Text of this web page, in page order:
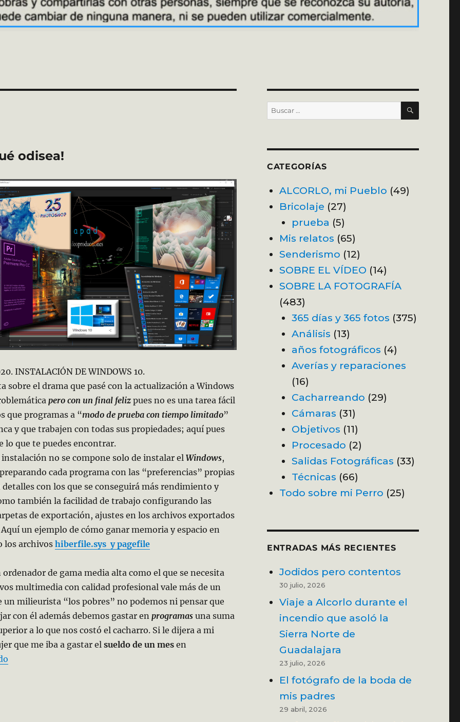
odisea!
INSTALACIÓN DE WINDOWS 10.
sobre el drama que pasé con la actualización a Windows
pero con un final feliz pues no es una tarea fácil
que programas a “modo de prueba con tiempo limitado”
y que trabajen con todas sus propiedades; aquí pues
lo que te puedes encontrar.
no se compone solo de instalar el Windows,
cada programa con las “preferencias” propias
detalles con los que se conseguirá más rendimiento y
también la facilidad de trabajo configurando las
de exportación, ajustes en los archivos exportados
un ejemplo de cómo ganar memoria y espacio en
los archivos hiberfile.sys y pagefile
ordenador de gama media alta como el que se necesita
multimedia con calidad profesional vale más de un
un milieurista “los pobres” no podemos ni pensar que
con él además debemos gastar en programas una suma
a lo que nos costó el cacharro. Si le dijera a mi
que me iba a gastar el sueldo de un mesen
«Windows 10 ¡qué maravilla, qué odisea!»
Buscar
por:
BUSCAR
CATEGORÍAS
ALCORLO, mi Pueblo (49)
Bricolaje (27)
prueba (5)
Mis relatos (65)
Senderismo (12)
SOBRE EL VÍDEO (14)
SOBRE LA FOTOGRAFÍA
(483)
365 días y 365 fotos (375)
Análisis (13)
años fotográficos (4)
Averías y reparaciones
(16)
Cacharreando (29)
Cámaras (31)
Objetivos (11)
Procesado (2)
Salidas Fotográficas (33)
Técnicas (66)
Todo sobre mi Perro (25)
ENTRADAS MÁS RECIENTES
Jodidos pero contentos
30 julio, 2026
Viaje a Alcorlo durante el
incendio que asoló la
Sierra Norte de
Guadalajara
23 julio, 2026
El fotógrafo de la boda de
mis padres
29 abril, 2026